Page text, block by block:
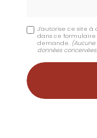
J'autorise ce site à
dans ce
demande.
données